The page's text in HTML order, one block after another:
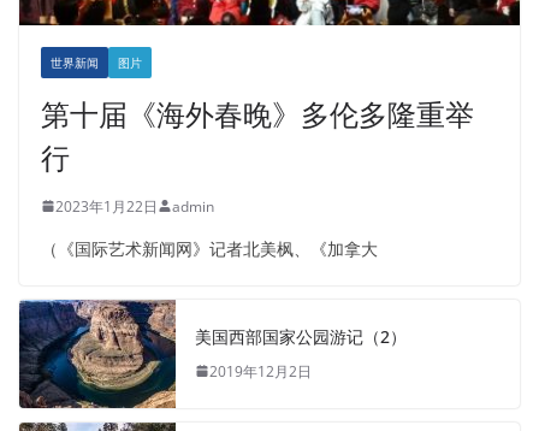
世界新闻 图片
第十届《海外春晚》多伦多隆重举
行
2023年1月22日 admin
（《国际艺术新闻网》记者北美枫、《加拿大
美国西部国家公园游记（2）
2019年12月2日